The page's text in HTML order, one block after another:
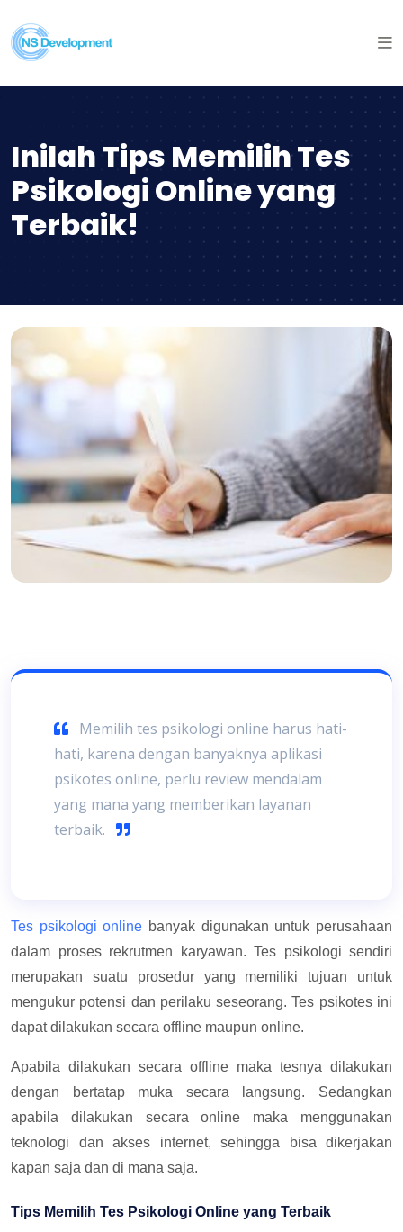
Inilah Tips Memilih Tes
Psikologi Online yang
Terbaik!
Memilih tes psikologi online harus hati-
hati, karena dengan banyaknya aplikasi
psikotes online, perlu review mendalam
yang mana yang memberikan layanan
terbaik.
Tes psikologi online banyak digunakan untuk perusahaan
dalam proses rekrutmen karyawan. Tes psikologi sendiri
merupakan suatu prosedur yang memiliki tujuan untuk
mengukur potensi dan perilaku seseorang. Tes psikotes ini
dapat dilakukan secara offline maupun online.
Apabila dilakukan secara offline maka tesnya dilakukan
dengan bertatap muka secara langsung. Sedangkan
apabila dilakukan secara online maka menggunakan
teknologi dan akses internet, sehingga bisa dikerjakan
kapan saja dan di mana saja.
Tips Memilih Tes Psikologi Online yang Terbaik